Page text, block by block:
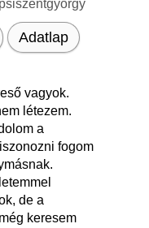
Adatlap
vagyok.
létezem.
a
fogom
de a
keresem